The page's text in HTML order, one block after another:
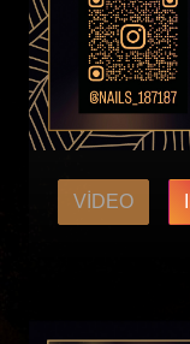
VIDEO